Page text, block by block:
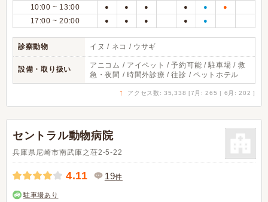
10:00 ~ 13:00 ● ● ● ● ● ●
17:00 ~ 20:00 ● ● ● ● ●
診察動物 イヌ / ネコ / ウサギ
設備・取り扱い
アニコム / アイペット / 予約可能 / 駐車場 / 救
急・夜間 / 時間外診療 / 往診 / ペットホテル
↑ アクセス数: 35,338 [7月: 265 | 6月: 202 ]
セントラル動物病院
兵庫県尼崎市南武庫之荘2-5-22
4.11 19件
駐車場あり